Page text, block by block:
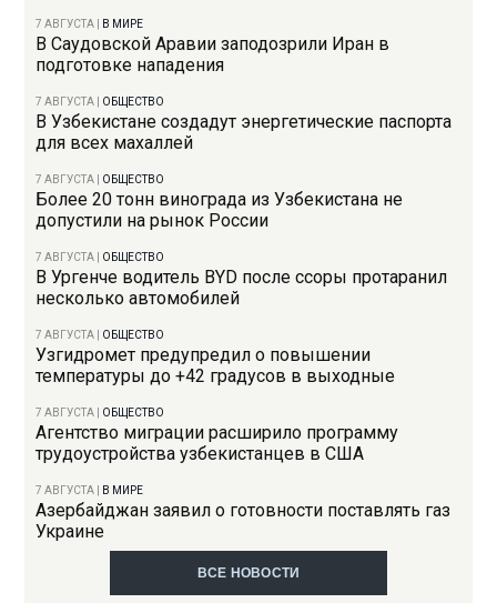
7 АВГУСТА В МИРЕ
В Саудовской Аравии заподозрили Иран в
подготовке нападения
7 АВГУСТА ОБЩЕСТВО
В Узбекистане создадут энергетические паспорта
для всех махаллей
7 АВГУСТА ОБЩЕСТВО
Более 20 тонн винограда из Узбекистана не
допустили на рынок России
7 АВГУСТА ОБЩЕСТВО
В Ургенче водитель BYD после ссоры протаранил
несколько автомобилей
7 АВГУСТА ОБЩЕСТВО
Узгидромет предупредил о повышении
температуры до +42 градусов в выходные
7 АВГУСТА ОБЩЕСТВО
Агентство миграции расширило программу
трудоустройства узбекистанцев в США
7 АВГУСТА В МИРЕ
Азербайджан заявил о готовности поставлять газ
Украине
ВСЕ НОВОСТИ